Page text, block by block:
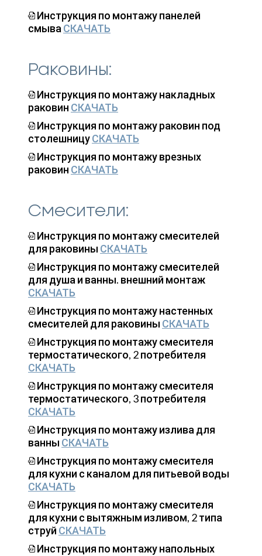
Инструкция по монтажу панелей
смыва СКАЧАТЬ
Раковины:
Инструкция по монтажу накладных
раковин СКАЧАТЬ
Инструкция по монтажу раковин под
столешницуСКАЧАТЬ
Инструкция по монтажу врезных
раковин СКАЧАТЬ
Смесители:
Инструкция по монтажу смесителей
для раковины СКАЧАТЬ
Инструкция по монтажу смесителей
для душа и ванны. внешний монтаж
СКАЧАТЬ
Инструкция по монтажу настенных
смесителей для раковины СКАЧАТЬ
Инструкция по монтажу смесителя
термостатического, 2 потребителя
СКАЧАТЬ
Инструкция по монтажу смесителя
термостатического, 3 потребителя
СКАЧАТЬ
Инструкция по монтажу излива для
ванны СКАЧАТЬ
Инструкция по монтажу смесителя
для кухни с каналом для питьевой воды
СКАЧАТЬ
Инструкция по монтажу смесителя
для кухни с вытяжным изливом, 2 типа
струй СКАЧАТЬ
Инструкция по монтажу напольных